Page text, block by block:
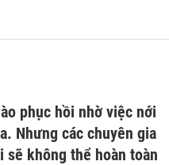
phục hồi nhờ việc nới
Nhưng các chuyên gia
không thể hoàn toàn